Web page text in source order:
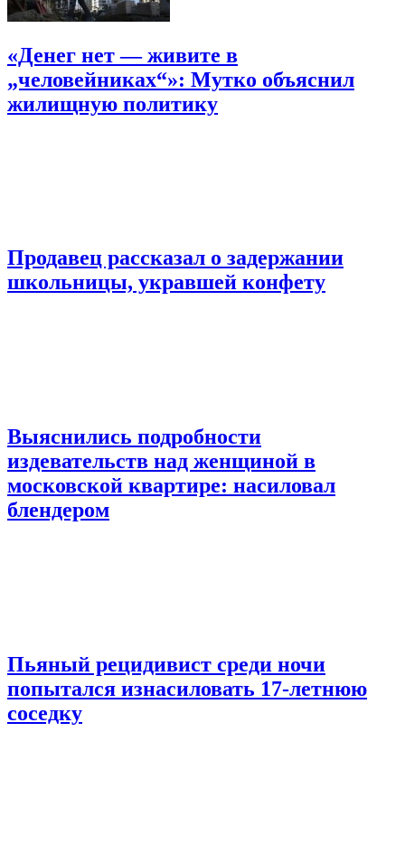
«Денег нет — живите в
„человейниках“»: Мутко объяснил
жилищную политику
Продавец рассказал о задержании
школьницы, укравшей конфету
Выяснились подробности
издевательств над женщиной в
московской квартире: насиловал
блендером
Пьяный рецидивист среди ночи
попытался изнасиловать 17-летнюю
соседку